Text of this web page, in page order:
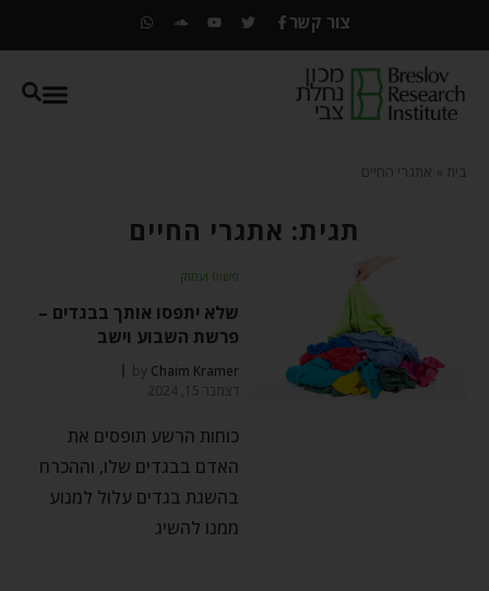
צור קשר
בית אתגרי החיים
תגית: אתגרי החיים
פשוט ועמוק
שלא יתפסו אותך בבגדים –
פרשת השבוע וישב
by Chaim Kramer
דצמבר 15, 2024
כוחות הרשע תופסים את
האדם בבגדים שלו, וההכרח
בהשגת בגדים עלול למנוע
ממנו להשיג